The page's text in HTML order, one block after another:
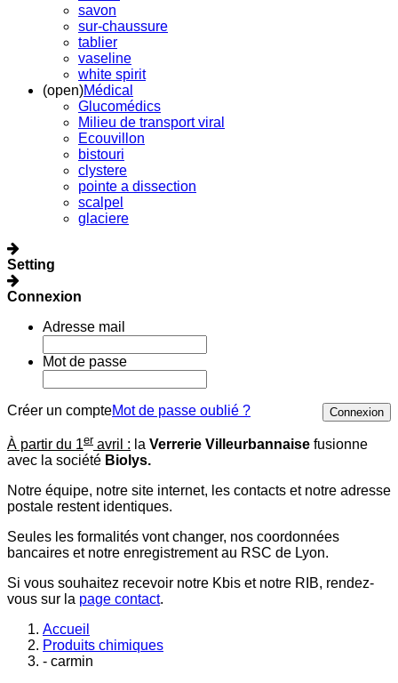
savon
sur-chaussure
tablier
vaseline
white spirit
(open)Médical
Glucomédics
Milieu de transport viral
Ecouvillon
bistouri
clystere
pointe a dissection
scalpel
glaciere
Setting
Connexion
Adresse mail
Mot de passe
Créer un compte Connexion
Mot de passe oublié ?
À partir du 1er avril : la Verrerie Villeurbannaise fusionne
avec la société Biolys.
Notre équipe, notre site internet, les contacts et notre adresse
postale restent identiques.
Seules les formalités vont changer, nos coordonnées
bancaires et notre enregistrement au RSC de Lyon.
Si vous souhaitez recevoir notre Kbis et notre RIB, rendez-
vous sur la page contact.
Accueil
Produits chimiques
- carmin